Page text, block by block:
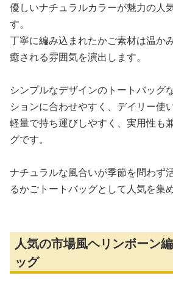
優しいナチュラルカラーが魅力の人
す。
丁寧に編み込まれたかご素材は温か
癒される雰囲気を演出します。
シンプルなデザインのトートバッグ
ションに合わせやすく、デイリー使
軽量で持ち運びしやすく、実用性も
グです。
ナチュラルな風合いが季節を問わず
るかごトートバッグとして人気を集
人気の市場風ヘリンボーン
ッグ